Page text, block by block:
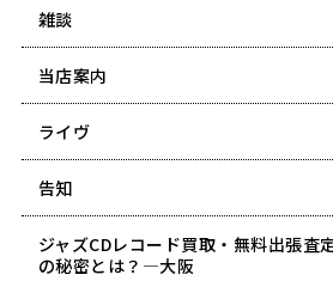
雑談
当店案内
ライヴ
告知
ジャズCDレコード買取・無料出張査
の秘密とは？―大阪